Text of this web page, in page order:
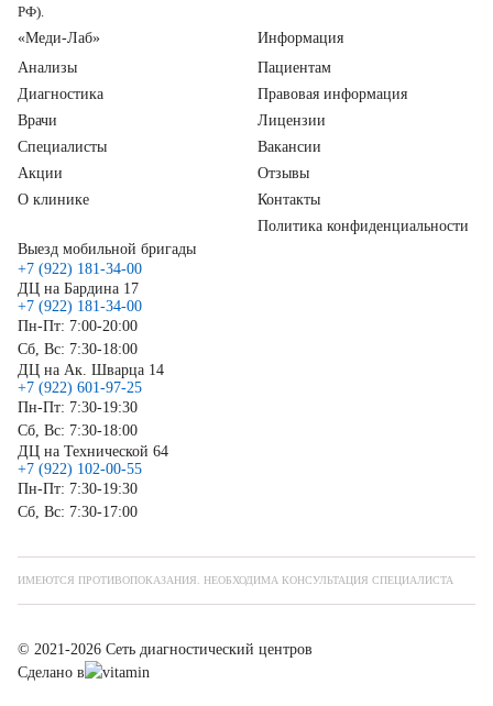
РФ).
«Меди-Лаб»
Анализы
Диагностика
Врачи
Специалисты
Акции
О клинике
Информация
Пациентам
Правовая информация
Лицензии
Вакансии
Отзывы
Контакты
Политика конфиденциальности
Выезд мобильной бригады
+7 (922) 181-34-00
ДЦ на Бардина 17
+7 (922) 181-34-00
Пн-Пт: 7:00-20:00
Сб, Вс: 7:30-18:00
ДЦ на Ак. Шварца 14
+7 (922) 601-97-25
Пн-Пт: 7:30-19:30
Сб, Вс: 7:30-18:00
ДЦ на Технической 64
+7 (922) 102-00-55
Пн-Пт: 7:30-19:30
Сб, Вс: 7:30-17:00
ИМЕЮТСЯ ПРОТИВОПОКАЗАНИЯ. НЕОБХОДИМА КОНСУЛЬТАЦИЯ СПЕЦИАЛИСТА
© 2021-2026 Сеть диагностический центров
Сделано в